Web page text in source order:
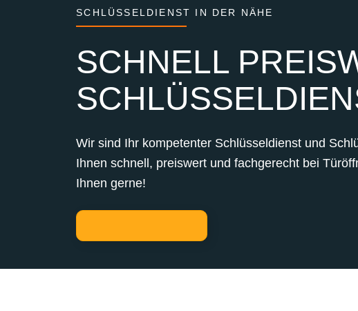
SCHLÜSSELDIENST IN DER NÄHE
SCHNELL
Wir sind Ihr kompetenter Schlüsseldienst und
Ihnen schnell, preiswert und fachgerecht bei
Ihnen gerne!